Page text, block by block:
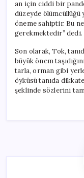
an için ciddi bir
düzeyde ölümcüllüğü
öneme sahiptir. Bu
gerekmektedir” dedi.
Son olarak, Tok,
büyük önem
tarla, orman gibi
öyküsü tanıda
şeklinde sözlerini